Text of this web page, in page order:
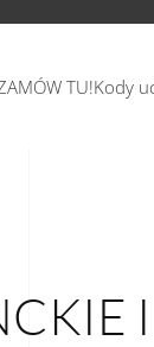
TU!Kody